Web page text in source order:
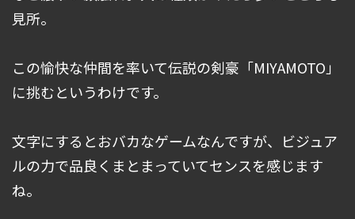
見所。
この愉快な仲間を率いて伝説の剣豪「MIYAMOTO」
に挑むというわけです。
文字にするとおバカなゲームなんですが、ビジュア
ルの力で品良くまとまっていてセンスを感じます
ね。